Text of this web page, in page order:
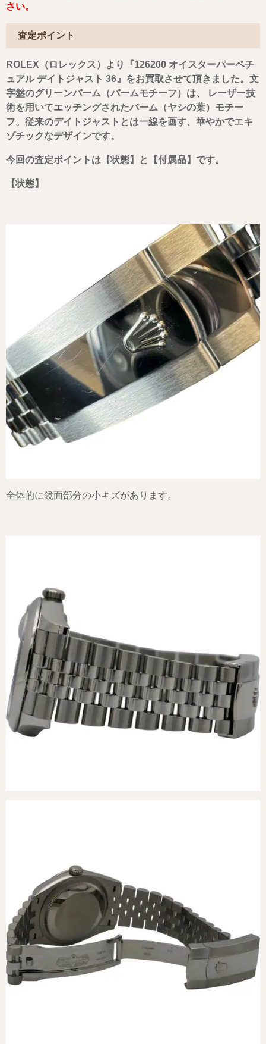
さい。
査定ポイント
ROLEX（ロレックス）より『126200 オイスターパーペチ
ュアル デイトジャスト 36』 をお買取させて頂きました。文
字盤のグリーンパーム（パームモチーフ）は、 レーザー技
術を用いてエッチングされたパーム（ヤシの葉）モチー
フ。従来のデイトジャストとは一線を画す、華やかでエキ
ゾチックなデザインです。
今回の査定ポイントは 【状態】と【付属品】 です。
【状態】
全体的に鏡面部分の小キズがあります。